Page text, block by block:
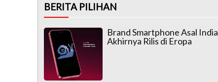
BERITA PILIHAN
Brand Smartphone Asal India
Akhirnya Rilis di Eropa